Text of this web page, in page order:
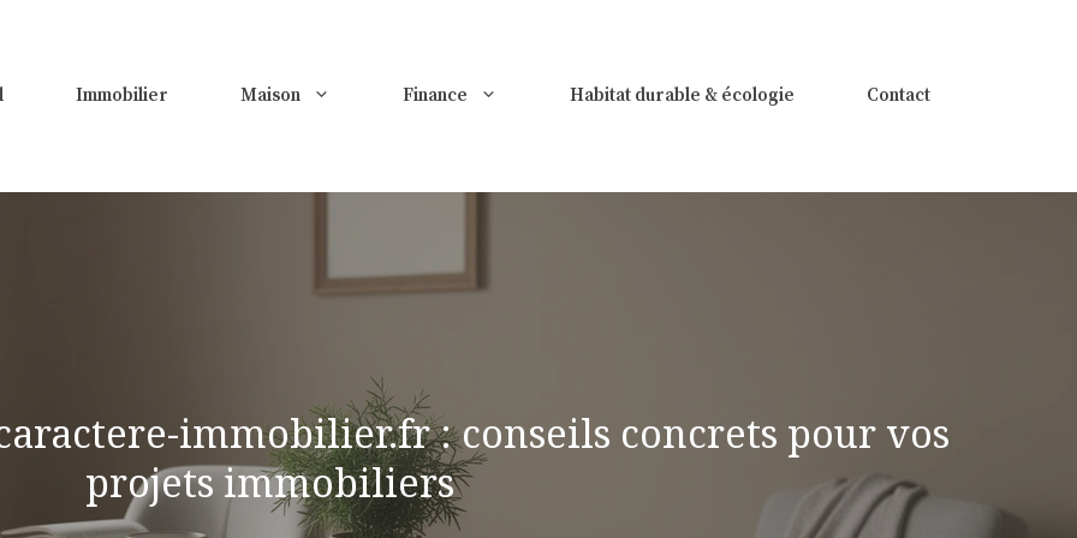
Immobilier Maison Finance Habitat durable & écologie Contact
immobilier.fr : conseils concrets pour vos
projets immobiliers